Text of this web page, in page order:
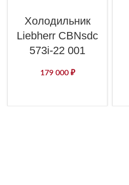
Холодильник
Liebherr CBNsdc
573i-22 001
179 000 ₽